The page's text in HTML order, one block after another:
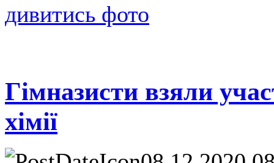
дивитись фото
Гімназисти взяли
хімії